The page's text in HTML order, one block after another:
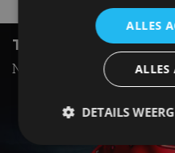
TOYOTA AURIS
Naamswijziging bij Toyota
ALLES
ALLES
DETAILS